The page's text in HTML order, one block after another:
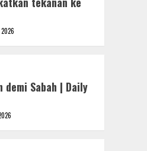
Sabah | Daily